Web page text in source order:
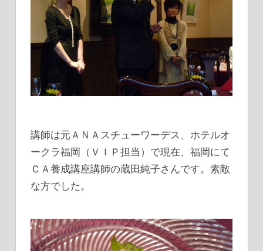
講師は元ＡＮＡスチューワーデス、ホテルオ
ークラ福岡（ＶＩＰ担当）で現在、福岡にて
ＣＡ養成講座講師の蔵田純子さんです。素敵
な方でした。